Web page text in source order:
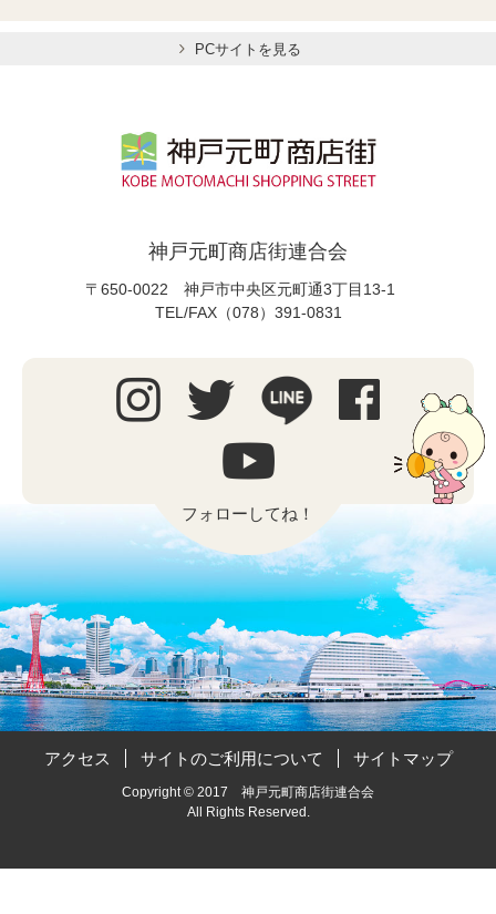
PCサイトを見る
神戸元町商店街連合会
〒650-0022 神戸市中央区元町通3丁目13-1
TEL/FAX（078）391-0831
フォローしてね！
アクセス サイトのご利用について サイトマップ
Copyright © 2017 神戸元町商店街連合会
All Rights Reserved.